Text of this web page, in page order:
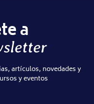
a
artículos, novedades y
y eventos